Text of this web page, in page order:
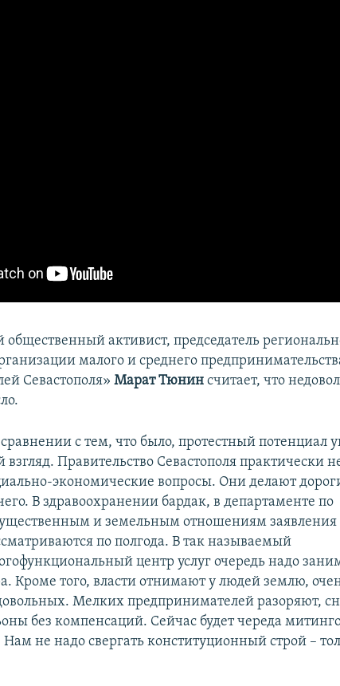
общественный активист, председатель
малого и среднего
Севастополя»Марат Тюнин считает, что
с тем, что было, протестный потенциал
взгляд. Правительство Севастополя практически
экономические вопросы. Они делают
В здравоохранении бардак, в департаменте по
и земельным отношениям заявления
по полгода. В так называемый
центр услуг очередь надо
Кроме того, власти отнимают у людей землю,
Мелких предпринимателей разоряют,
без компенсаций. Сейчас будет череда
не надо свергать конституционный строй –